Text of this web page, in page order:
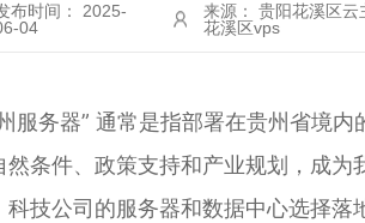
布时间： 2025-
04
来源： 贵阳花溪区
花溪区vps
服务器” 通常是指部署在贵州省境
然条件、政策支持和产业规划，成
科技公司的服务器和数据中心选择落